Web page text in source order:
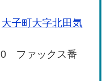
大子町大字北田気
ファックス番